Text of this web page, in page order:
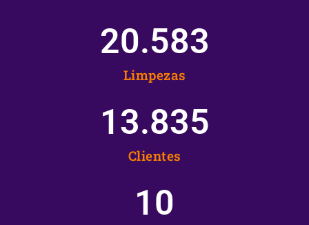
Limpezas
20.583
Clientes
13.835
10